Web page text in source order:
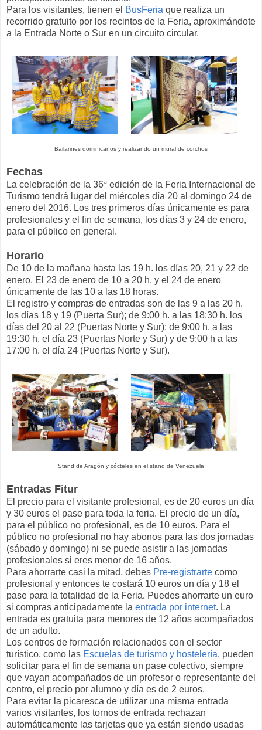
Para los visitantes, tienen el BusFeria que realiza un
recorrido gratuito por los recintos de la Feria, aproximándote
a la Entrada Norte o Sur en un circuito circular.
Bailarines dominicanos y realizando un mural de corchos
Fechas
La celebración de la 36ª edición de la Feria Internacional de
Turismo tendrá lugar del miércoles día 20 al domingo 24 de
enero del 2016. Los tres primeros días únicamente es para
profesionales y el fin de semana, los días 3 y 24 de enero,
para el público en general.
Horario
De 10 de la mañana hasta las 19 h. los días 20, 21 y 22 de
enero. El 23 de enero de 10 a 20 h. y el 24 de enero
únicamente de las 10 a las 18 horas.
El registro y compras de entradas son de las 9 a las 20 h.
los días 18 y 19 (Puerta Sur); de 9:00 h. a las 18:30 h. los
días del 20 al 22 (Puertas Norte y Sur); de 9:00 h. a las
19:30 h. el día 23 (Puertas Norte y Sur) y de 9:00 h a las
17:00 h. el día 24 (Puertas Norte y Sur).
Stand de Aragón y cócteles en el stand de Venezuela
Entradas Fitur
El precio para el visitante profesional, es de 20 euros un día
y 30 euros el pase para toda la feria. El precio de un día,
para el público no profesional, es de 10 euros. Para el
público no profesional no hay abonos para las dos jornadas
(sábado y domingo) ni se puede asistir a las jornadas
profesionales si eres menor de 16 años.
Para ahorrarte casi la mitad, debes Pre-registrarte como
profesional y entonces te costará 10 euros un día y 18 el
pase para la totalidad de la Feria. Puedes ahorrarte un euro
si compras anticipadamente la entrada por internet. La
entrada es gratuita para menores de 12 años acompañados
de un adulto.
Los centros de formación relacionados con el sector
turístico, como las Escuelas de turismo y hostelería, pueden
solicitar para el fin de semana un pase colectivo, siempre
que vayan acompañados de un profesor o representante del
centro, el precio por alumno y día es de 2 euros.
Para evitar la picaresca de utilizar una misma entrada
varios visitantes, los tornos de entrada rechazan
automáticamente las tarjetas que ya están siendo usadas